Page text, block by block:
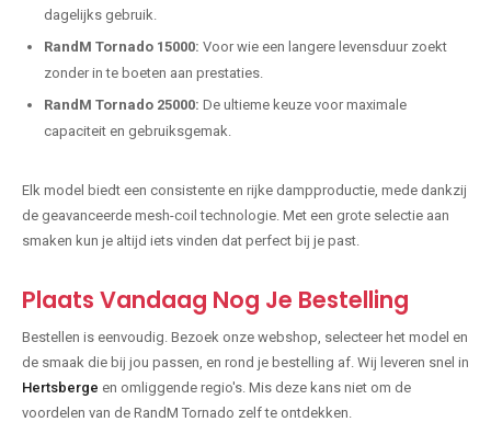
dagelijks gebruik.
RandM Tornado 15000: Voor wie een langere levensduur zoekt
zonder in te boeten aan prestaties.
RandM Tornado 25000: De ultieme keuze voor maximale
capaciteit en gebruiksgemak.
Elk model biedt een consistente en rijke dampproductie, mede dankzij
de geavanceerde mesh-coil technologie. Met een grote selectie aan
smaken kun je altijd iets vinden dat perfect bij je past.
Plaats Vandaag Nog Je Bestelling
Bestellen is eenvoudig. Bezoek onze webshop, selecteer het model en
de smaak die bij jou passen, en rond je bestelling af. Wij leveren snel in
Hertsberge en omliggende regio's. Mis deze kans niet om de
voordelen van de RandM Tornado zelf te ontdekken.